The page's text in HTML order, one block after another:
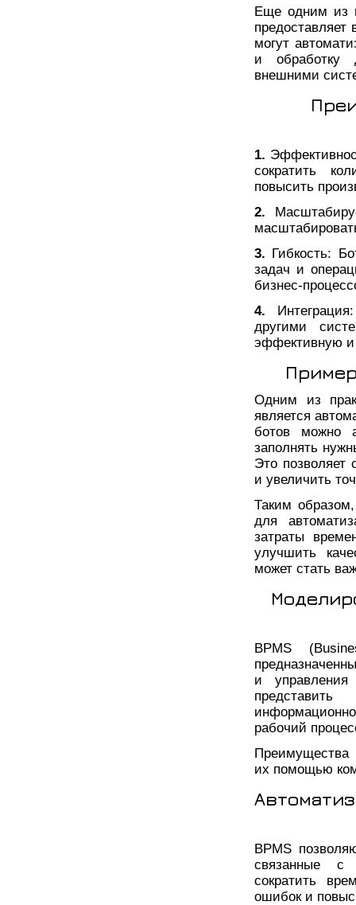
Еще одним из
предоставляет
могут
и обработку
внешними
1.
сократить
повысить
2.
3. Гибкость:
задач и
бизнес-
4.
другими
эффективную и
Одним из
является
ботов можно
заполнять
Это позволяет
и увеличить
Таким
для
затраты
улучшить
может стать
BPMS
и управления
рабочий
Преимущества
их помощью
BPMS
связанные с
сократить
ошибок и